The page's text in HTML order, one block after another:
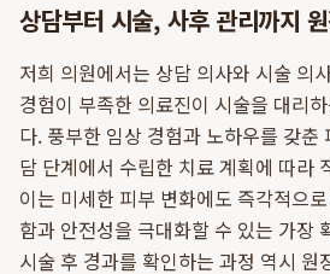
상담부터 시술, 사후 관리까지
저희 의원에서는 상담 의사와 시술 의
경험이 부족한 의료진이 시술을 대리
다. 풍부한 임상 경험과 노하우를 갖춘
담 단계에서 수립한 치료 계획에 따라
이는 미세한 피부 변화에도 즉각적으
함과 안전성을 극대화할 수 있는 가장
시술 후 경과를 확인하는 과정 역시 원